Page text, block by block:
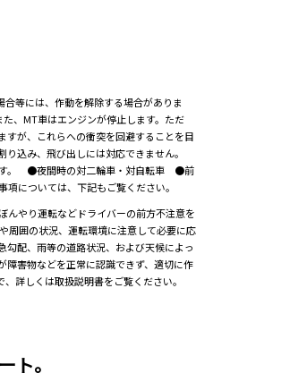
等には、作動を解除する場合がありま
、MT車はエンジンが停止します。ただ
が、これらへの衝突を回避することを目
込み、飛び出しには対応できません。
す。 ●夜間時の対二輪車・対自転車 ●前
については、下記もご覧ください。
やり運転などドライバーの前方不注意を
周囲の状況、運転環境に注意して必要に応
配、雨等の道路状況、および天候によっ
害物などを正常に認識できず、適切に作
詳しくは取扱説明書をご覧ください。
ト。